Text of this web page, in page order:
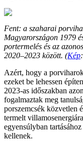
Fent: a szaharai
Magyarországon 1979
portermelés és az
2020–2023 között. (Kép
Azért, hogy a
ezeket be lehessen
2023-as időszakban
fogalmaztak meg
porszemcsék közvetlen
termelt
egyensúlyban
kellenek.